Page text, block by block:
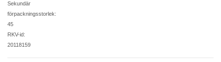
Sekundär
förpackningsstorlek:
45
RKV-id:
20118159